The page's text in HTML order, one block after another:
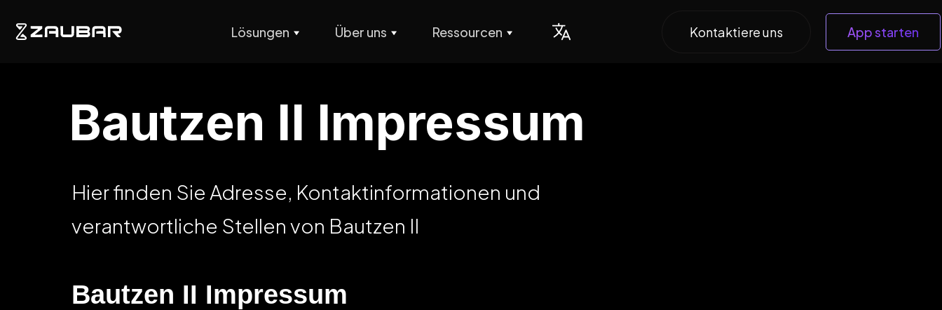
Lösungen Über uns Ressourcen Kontaktiere uns App starten
Bautzen II Impressum
Hier finden Sie Adresse, Kontaktinformationen und
verantwortliche Stellen von Bautzen II
Bautzen II Impressum